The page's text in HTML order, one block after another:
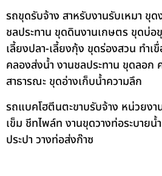
รถขุดรับจ้าง สาหรับงานรับเหมา ขุด
ชลประทาน ขุดดินงานเกษตร ขุดบ่อ
เลี้ยงปลา-เลี้ยงกุ้ง ขุดร่องสวน ทำเ
คลองส่งน้ำ งานชลประทาน ขุดลอก
สาธารณะ ขุดอ่างเก็บน้ำความลึก
รถแบคโฮตีนตะขาบรับจ้าง หน่วยงา
เข็ม ชีทไพล์ท งานขุดวางท่อระบาย
ประปา วางท่อส่งก๊าซ